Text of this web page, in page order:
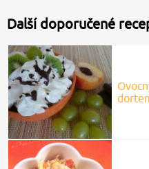
Další doporučené